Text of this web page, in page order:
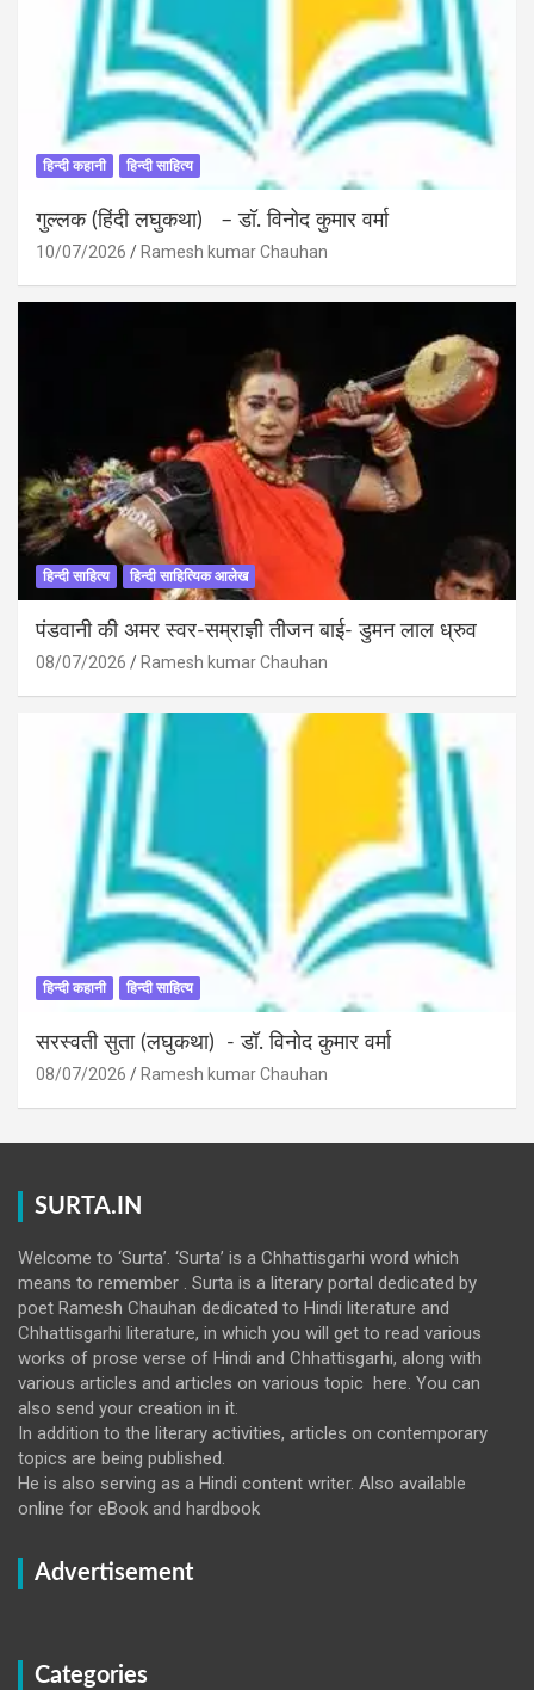
हिन्दी कहानी हिन्दी साहित्य
गुल्लक (हिंदी लघुकथा) – डॉ. विनोद कुमार वर्मा
10/07/2026 Ramesh kumar Chauhan
हिन्दी साहित्य हिन्दी साहित्यिक आलेख
पंडवानी की अमर स्वर-सम्राज्ञी तीजन बाई- डुमन लाल ध्रुव
08/07/2026 Ramesh kumar Chauhan
हिन्दी कहानी हिन्दी साहित्य
सरस्वती सुता (लघुकथा) ​- डॉ. विनोद कुमार वर्मा
08/07/2026 Ramesh kumar Chauhan
SURTA.IN
Welcome to ‘Surta’. ‘Surta’ is a Chhattisgarhi word which
means to remember . Surta is a literary portal dedicated by
poet Ramesh Chauhan dedicated to Hindi literature and
Chhattisgarhi literature, in which you will get to read various
works of prose verse of Hindi and Chhattisgarhi, along with
various articles and articles on various topic here. You can
also send your creation in it.
In addition to the literary activities, articles on contemporary
topics are being published.
He is also serving as a Hindi content writer. Also available
online for eBook and hardbook
Advertisement
Categories